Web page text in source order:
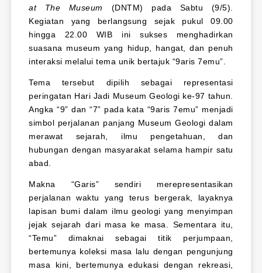
at The Museum
(DNTM) pada Sabtu (9/5).
Kegiatan yang berlangsung sejak pukul 09.00
hingga 22.00 WIB ini sukses menghadirkan
suasana museum yang hidup, hangat, dan penuh
interaksi melalui tema unik bertajuk “9aris 7emu”.
Tema tersebut dipilih sebagai representasi
peringatan Hari Jadi Museum Geologi ke-97 tahun.
Angka “9” dan “7” pada kata “9aris 7emu” menjadi
simbol perjalanan panjang Museum Geologi dalam
merawat sejarah, ilmu pengetahuan, dan
hubungan dengan masyarakat selama hampir satu
abad.
Makna “Garis” sendiri merepresentasikan
perjalanan waktu yang terus bergerak, layaknya
lapisan bumi dalam ilmu geologi yang menyimpan
jejak sejarah dari masa ke masa. Sementara itu,
“Temu” dimaknai sebagai titik perjumpaan,
bertemunya koleksi masa lalu dengan pengunjung
masa kini, bertemunya edukasi dengan rekreasi,